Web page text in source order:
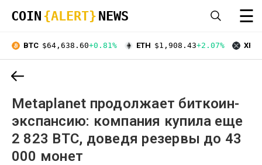
COIN {ALERT} NEWS ☰
BTC $64,638.60+0.81% ETH $1,908.43+2.07% XRP
Metaplanet продолжает биткоин-
экспансию: компания купила еще
2 823 BTC, доведя резервы до 43
000 монет